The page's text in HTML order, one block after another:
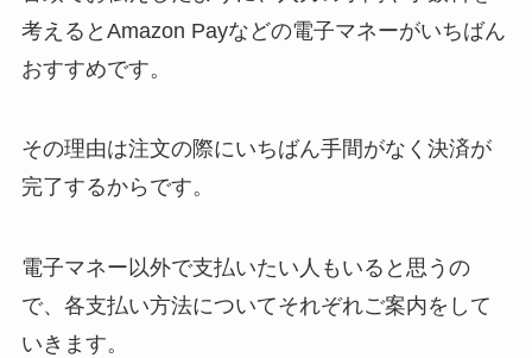
考えるとAmazon Payなどの電子マネーがいちばん
おすすめです。
その理由は注文の際にいちばん手間がなく決済が
完了するからです。
電子マネー以外で支払いたい人もいると思うの
で、各支払い方法についてそれぞれご案内をして
いきます。